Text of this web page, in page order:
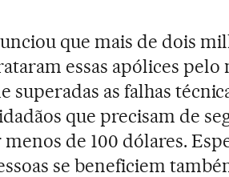
que mais de dois
essas apólices pelo
superadas as falhas
que precisam de
de 100 dólares.
se beneficiem